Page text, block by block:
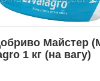
Майстер
1 кг (на вагу)